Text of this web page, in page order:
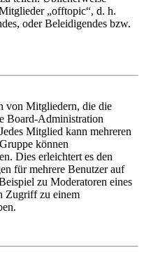
„offtopic“, d. h.
oder Beleidigendes bzw.
von Mitgliedern, die die
Board-Administration
Mitglied kann mehreren
können
Dies erleichtert es den
für mehrere Benutzer auf
zu Moderatoren eines
Zugriff zu einem